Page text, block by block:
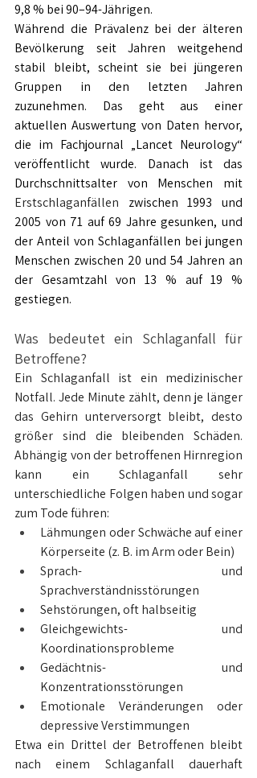
9,8 % bei 90–94-Jährigen.
Während die Prävalenz bei der älteren
Bevölkerung seit Jahren weitgehend
stabil bleibt, scheint sie bei jüngeren
Gruppen in den letzten Jahren
zuzunehmen. Das geht aus einer
aktuellen Auswertung von Daten hervor,
die im Fachjournal „Lancet Neurology“
veröffentlicht wurde. Danach ist das
Erstschlaganfällen zwischen 1993 und
2005 von 71 auf 69 Jahre gesunken, und
der Anteil von Schlaganfällen bei jungen
Menschen zwischen 20 und 54 Jahren an
der Gesamtzahl von 13 % auf 19 %
gestiegen.
Was bedeutet ein Schlaganfall für
Betroffene?
Ein Schlaganfall ist ein medizinischer
Notfall. Jede Minute zählt, denn je länger
das Gehirn unterversorgt bleibt, desto
größer sind die bleibenden Schäden.
Abhängig von der betroffenen Hirnregion
kann ein Schlaganfall sehr
unterschiedliche Folgen haben und sogar
zum Tode führen:
Lähmungen oder Schwäche auf einer
Körperseite (z. B. im Arm oder Bein)
Sprach- und
Sprachverständnisstörungen
Sehstörungen, oft halbseitig
Gleichgewichts- und
Koordinationsprobleme
Gedächtnis- und
Konzentrationsstörungen
Emotionale Veränderungen oder
depressive Verstimmungen
Etwa ein Drittel der Betroffenen bleibt
nach einem Schlaganfall dauerhaft